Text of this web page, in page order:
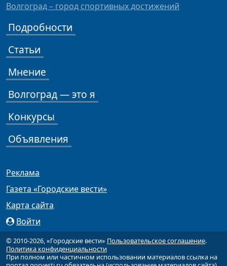
Волгоград – город спортивных достижений
Подробности
Статьи
Мнение
Волгоград — это я
Конкурсы
Объявления
Реклама
Газета «Городские вести»
Карта сайта
Войти
© 2010-2026, «Городские вести» Пользовательское соглашение.
Политика конфиденциальности
При полном или частичном использовании материалов ссылка на